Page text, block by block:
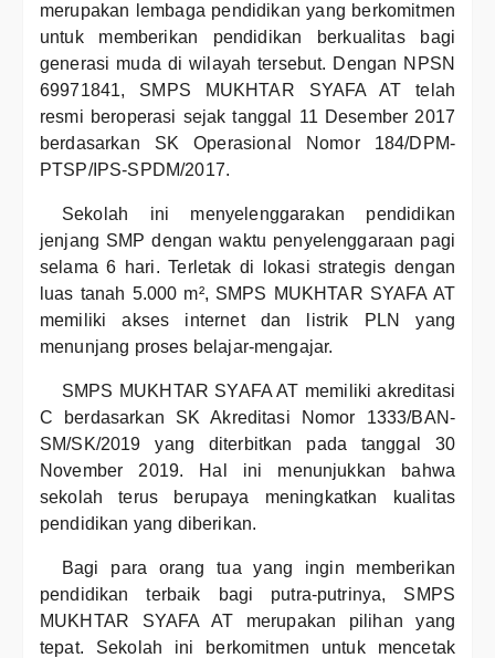
merupakan lembaga pendidikan yang berkomitmen
untuk memberikan pendidikan berkualitas bagi
generasi muda di wilayah tersebut. Dengan NPSN
69971841, SMPS MUKHTAR SYAFA AT telah
resmi beroperasi sejak tanggal 11 Desember 2017
berdasarkan SK Operasional Nomor 184/DPM-
PTSP/IPS-SPDM/2017.
Sekolah ini menyelenggarakan pendidikan
jenjang SMP dengan waktu penyelenggaraan pagi
selama 6 hari. Terletak di lokasi strategis dengan
luas tanah 5.000 m², SMPS MUKHTAR SYAFA AT
memiliki akses internet dan listrik PLN yang
menunjang proses belajar-mengajar.
SMPS MUKHTAR SYAFA AT memiliki akreditasi
C berdasarkan SK Akreditasi Nomor 1333/BAN-
SM/SK/2019 yang diterbitkan pada tanggal 30
November 2019. Hal ini menunjukkan bahwa
sekolah terus berupaya meningkatkan kualitas
pendidikan yang diberikan.
Bagi para orang tua yang ingin memberikan
pendidikan terbaik bagi putra-putrinya, SMPS
MUKHTAR SYAFA AT merupakan pilihan yang
tepat. Sekolah ini berkomitmen untuk mencetak